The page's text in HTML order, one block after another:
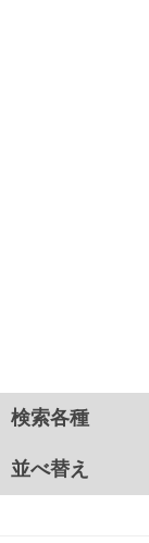
検索各種
並べ替え